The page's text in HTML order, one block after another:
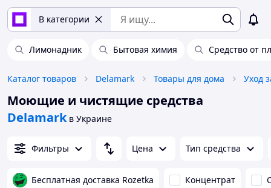
В категории
Лимонадник Бытовая химия Средство от
Каталог товаров Delamark Товары для дома Уход
Моющие и чистящие средства
Delamark в Украине
Фильтры Цена Тип средства
Бесплатная доставка Rozetka Концентрат